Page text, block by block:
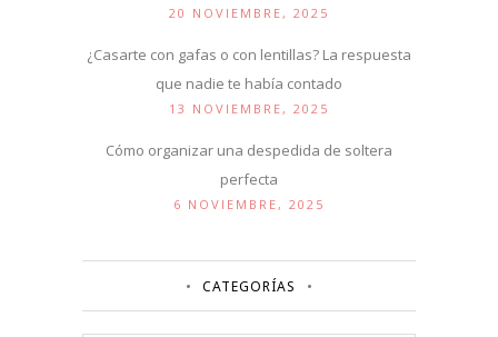
20 NOVIEMBRE, 2025
¿Casarte con gafas o con lentillas? La respuesta
que nadie te había contado
13 NOVIEMBRE, 2025
Cómo organizar una despedida de soltera
perfecta
6 NOVIEMBRE, 2025
CATEGORÍAS